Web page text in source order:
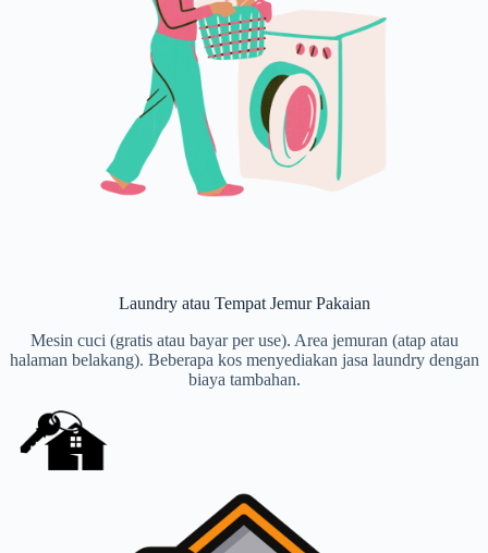
Laundry atau Tempat Jemur Pakaian
Mesin cuci (gratis atau bayar per use). Area jemuran (atap atau
halaman belakang). Beberapa kos menyediakan jasa laundry dengan
biaya tambahan.